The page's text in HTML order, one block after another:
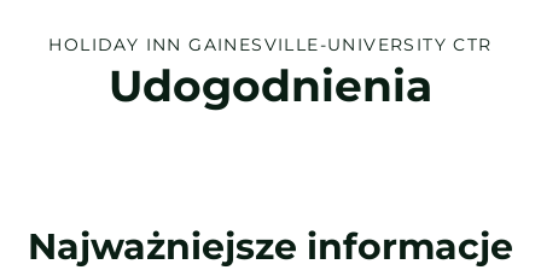
HOLIDAY INN GAINESVILLE-UNIVERSITY CTR
Udogodnienia
Najważniejsze informacje